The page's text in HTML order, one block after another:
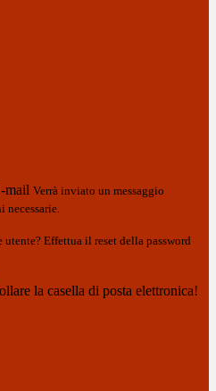
mail Verrà inviato un messaggio
Effettua il reset della password
la casella di posta elettronica!